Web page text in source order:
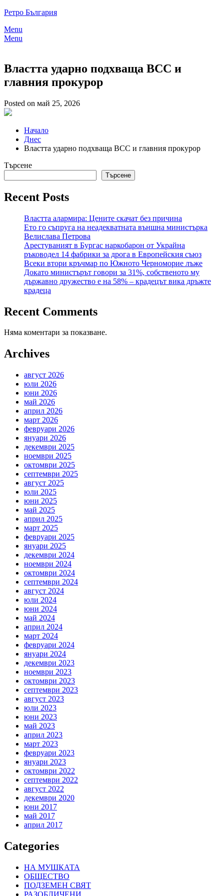
Skip
content
Ретро България
Menu
Menu
Властта ударно подхваща ВСС и
главния прокурор
Posted on май 25, 2026
Начало
Днес
Властта ударно подхваща ВСС и главния прокурор
Търсене
Търсене
Recent Posts
Властта алармира: Цените скачат без причина
Ето го съпруга на неадекватната външна министърка
Велислава Петрова
Арестуваният в Бургас наркобарон от Украйна
ръководел 14 фабрики за дрога в Европейския съюз
Всеки втори кръчмар по Южното Черноморие лъже
Докато министърът говори за 31%, собственото му
държавно дружество е на 58% – крадецът вика дръжте
крадеца
Recent Comments
Няма коментари за показване.
Archives
август 2026
юли 2026
юни 2026
май 2026
април 2026
март 2026
февруари 2026
януари 2026
декември 2025
ноември 2025
октомври 2025
септември 2025
август 2025
юли 2025
юни 2025
май 2025
април 2025
март 2025
февруари 2025
януари 2025
декември 2024
ноември 2024
октомври 2024
септември 2024
август 2024
юли 2024
юни 2024
май 2024
април 2024
март 2024
февруари 2024
януари 2024
декември 2023
ноември 2023
октомври 2023
септември 2023
август 2023
юли 2023
юни 2023
май 2023
април 2023
март 2023
февруари 2023
януари 2023
октомври 2022
септември 2022
август 2022
декември 2020
юни 2017
май 2017
април 2017
Categories
НА МУШКАТА
ОБЩЕСТВО
ПОДЗЕМЕН СВЯТ
РАЗОБЛИЧЕНИ